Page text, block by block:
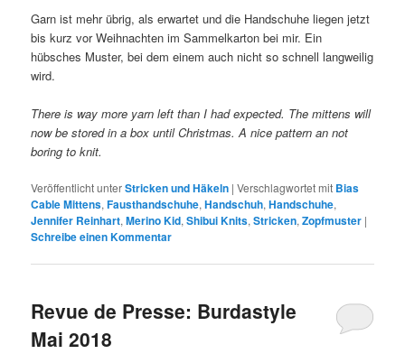
Garn ist mehr übrig, als erwartet und die Handschuhe liegen jetzt
bis kurz vor Weihnachten im Sammelkarton bei mir. Ein
hübsches Muster, bei dem einem auch nicht so schnell langweilig
wird.
There is way more yarn left than I had expected. The mittens will
now be stored in a box until Christmas. A nice pattern an not
boring to knit.
Veröffentlicht unterStricken und Häkeln |Verschlagwortet mit Bias
Cable Mittens,Fausthandschuhe,Handschuh,Handschuhe,
Jennifer Reinhart,Merino Kid,Shibui Knits,Stricken,Zopfmuster |
Schreibe einen Kommentar
Revue de Presse: Burdastyle
Mai 2018